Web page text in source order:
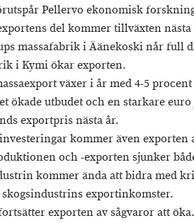
Pellervo ekonomisk
del kommer tillväxten
massafabrik i Äänekoski når full
i Kymi ökar exporten.
växer i år med 4-5
ökade utbudet och en starkare
exportpris nästa år.
kommer även exporten
och -exporten sjunker
kommer ända att bidra med
exportinkomster.
exporten av sågvaror att